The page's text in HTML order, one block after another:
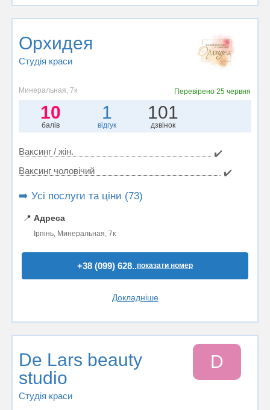
Орхидея
Студія краси
Минеральная, 7к Перевірено25 червня
10
балів
1
відгук
101
дзвінок
Ваксинг / жін.
✔️
Ваксинг чоловічий
✔️
➡️ Усі послуги та ціни (73)
📍 Адреса
Ірпінь, Минеральная, 7к
+38 (099) 628..показати номер
Докладніше
De Lars beauty
studio
Студія краси
D